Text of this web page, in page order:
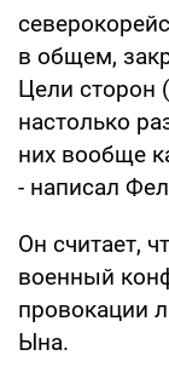
в общем,
Цели сторон
настолько
них вообще
- написал
Он считает,
военный
провокации
Ына.